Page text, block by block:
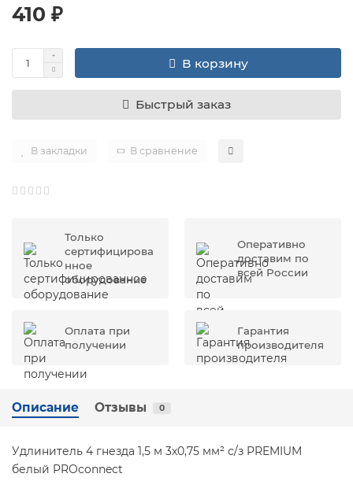
410 ₽
В корзину
Быстрый заказ
В закладки В сравнение
Только
сертифицирова
нное
оборудование
Оперативно
доставим по
всей России
Оплата при
получении
Гарантия
производителя
Описание Отзывы 0
Удлинитель 4 гнезда 1,5 м 3х0,75 мм² с/з PREMIUM
белый PROconnect